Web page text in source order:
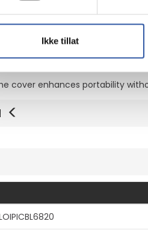
Ikke tillat
to effectively shield your
cover enhances portability